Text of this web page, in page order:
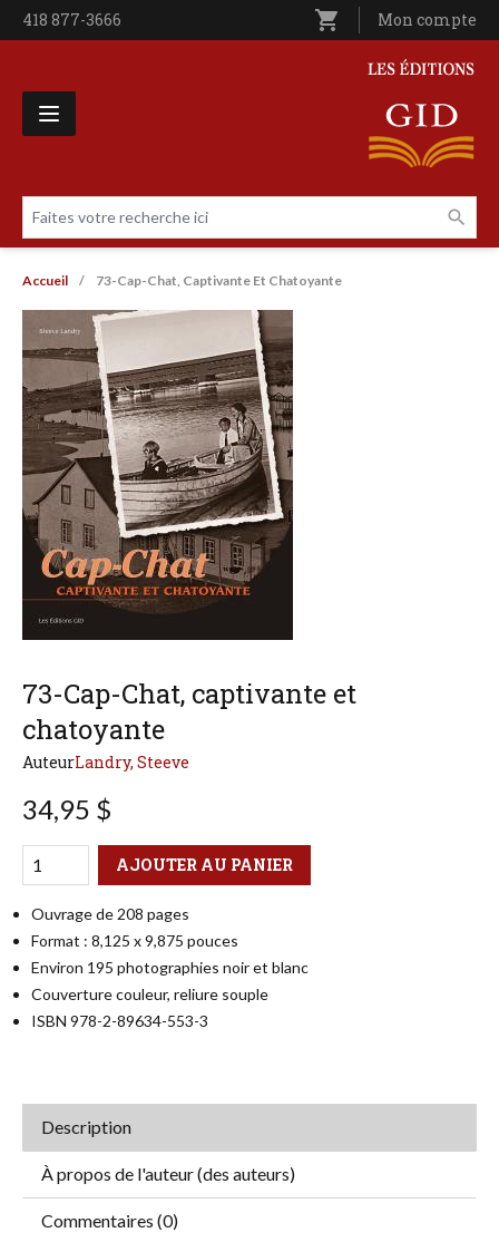
Aller au contenu principal
Téléphone
418 877-3666 shopping_cart Utilisateur
Mon compte
Les Éditions GID
Faites votre recherche ici
Livres par page
Fil d'Ariane
Accueil 73-Cap-Chat, Captivante Et Chatoyante
73-Cap-Chat, captivante et
chatoyante
AuteurLandry, Steeve
34,95 $
Qté
Format AJOUTER AU PANIER
Ouvrage de 208 pages
Format : 8,125 x 9,875 pouces
Environ 195 photographies noir et blanc
Couverture couleur, reliure souple
ISBN 978-2-89634-553-3
Description
À propos de l'auteur (des auteurs)
Commentaires (0)